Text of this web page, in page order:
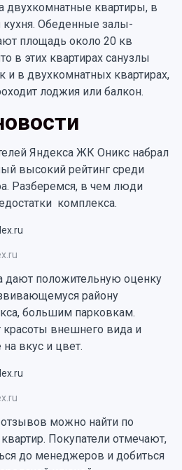
двухкомнатные квартиры, в
кухня. Обеденные залы-
площадь около 20 кв
в этих квартирах санузлы
и в двухкомнатных квартирах,
лоджия или балкон.
Яндекса ЖК Оникс набрал
высокий рейтинг среди
Разберемся, в чем люди
комплекса.
дают положительную оценку
району
большим парковкам.
красоты внешнего вида и
на вкус и цвет.
можно найти по
Покупатели отмечают,
до менеджеров и добиться